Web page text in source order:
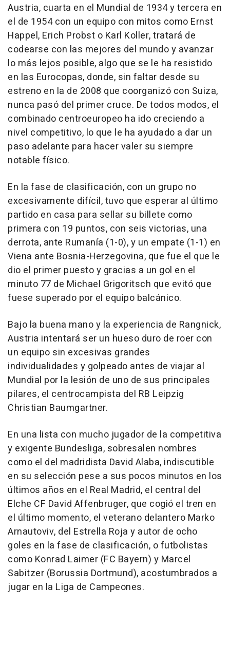
Austria, cuarta en el Mundial de 1934 y tercera en
el de 1954 con un equipo con mitos como Ernst
Happel, Erich Probst o Karl Koller, tratará de
codearse con las mejores del mundo y avanzar
lo más lejos posible, algo que se le ha resistido
en las Eurocopas, donde, sin faltar desde su
estreno en la de 2008 que coorganizó con Suiza,
nunca pasó del primer cruce. De todos modos, el
combinado centroeuropeo ha ido creciendo a
nivel competitivo, lo que le ha ayudado a dar un
paso adelante para hacer valer su siempre
notable físico.
En la fase de clasificación, con un grupo no
excesivamente difícil, tuvo que esperar al último
partido en casa para sellar su billete como
primera con 19 puntos, con seis victorias, una
derrota, ante Rumanía (1-0), y un empate (1-1) en
Viena ante Bosnia-Herzegovina, que fue el que le
dio el primer puesto y gracias a un gol en el
minuto 77 de Michael Grigoritsch que evitó que
fuese superado por el equipo balcánico.
Bajo la buena mano y la experiencia de Rangnick,
Austria intentará ser un hueso duro de roer con
un equipo sin excesivas grandes
individualidades y golpeado antes de viajar al
Mundial por la lesión de uno de sus principales
pilares, el centrocampista del RB Leipzig
Christian Baumgartner.
En una lista con mucho jugador de la competitiva
y exigente Bundesliga, sobresalen nombres
como el del madridista David Alaba, indiscutible
en su selección pese a sus pocos minutos en los
últimos años en el Real Madrid, el central del
Elche CF David Affenbruger, que cogió el tren en
el último momento, el veterano delantero Marko
Arnautoviv, del Estrella Roja y autor de ocho
goles en la fase de clasificación, o futbolistas
como Konrad Laimer (FC Bayern) y Marcel
Sabitzer (Borussia Dortmund), acostumbrados a
jugar en la Liga de Campeones.